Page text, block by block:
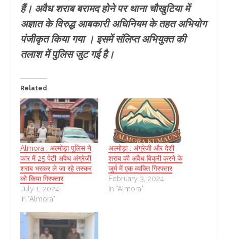
हैं। अवैध शराब बरामद होने पर थाना चौखुटिया में
अज्ञात के विरुद्ध आबकारी अधिनियम के तहत अभियोग
पंजीकृत किया गया । इसमें संलिप्त अभियुक्त की
तलाश में पुलिस जुट गई है।
Related
Almora : अल्मोड़ा पुलिस ने
कार में 25 पेटी अवैध अंग्रेजी
शराब भरकर ले जा रहे तस्कर
को किया गिरफ्तार
July 1, 2024
In "Almora"
अल्मोड़ा : अंग्रेजी और देशी
शराब की अवैध बिक्री करने के
जुर्म में एक व्यक्ति गिरफ्तार
February 3, 2024
In "Almora"